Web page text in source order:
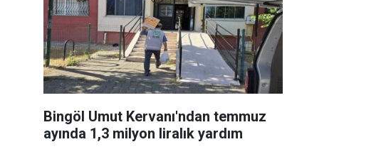
Bingöl Umut Kervanı'ndan temmuz
ayında 1,3 milyon liralık yardım